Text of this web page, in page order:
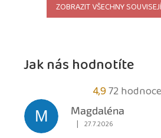
ZOBRAZIT VŠECHNY
Jak nás hodnotíte
4,9Průměrné
hodnocení
obchodu
72
M
Magdaléna
Hodnocení obchodu je 5
| 27.7.2026